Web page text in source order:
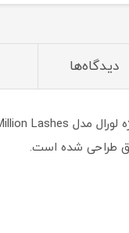
دیدگاه‌ها